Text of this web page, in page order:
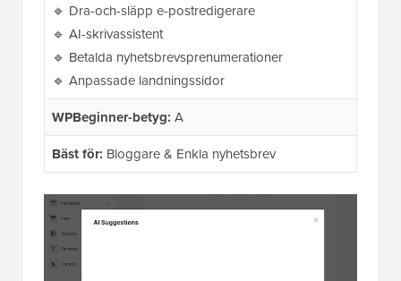
🔹 Dra-och-släpp e-postredigerare
🔹 AI-skrivassistent
🔹 Betalda nyhetsbrevsprenumerationer
🔹 Anpassade landningssidor
WPBeginner-betyg: A
Bäst för: Bloggare & Enkla nyhetsbrev